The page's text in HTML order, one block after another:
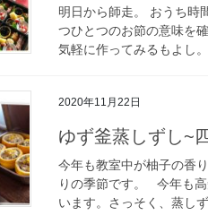
明日から師走。 おうち時
つひとつのお節の意味を
気軽に作ってみるもよし
2020年11月22日
ゆず釜蒸しずし
今年も教室中が柚子の香
りの季節です。 今年も
います。さっそく、蒸し